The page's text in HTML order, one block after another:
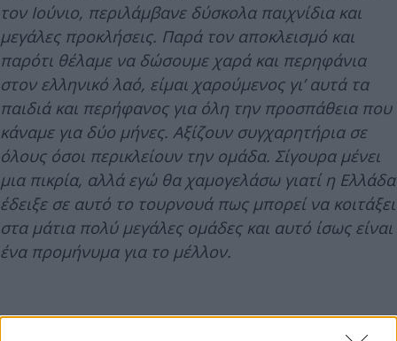
τον Ιούνιο, περιλάμβανε δύσκολα παιχνίδια και
μεγάλες προκλήσεις. Παρά τον αποκλεισμό και
παρότι θέλαμε να δώσουμε χαρά και περηφάνια
στον ελληνικό λαό, είμαι χαρούμενος γι’ αυτά τα
παιδιά και περήφανος για όλη την προσπάθεια που
κάναμε για δύο μήνες. Αξίζουν συγχαρητήρια σε
όλους όσοι περικλείουν την ομάδα. Σίγουρα μένει
μια πικρία, αλλά εγώ θα χαμογελάσω γιατί η Ελλάδα
έδειξε σε αυτό το τουρνουά πως μπορεί να κοιτάξει
στα μάτια πολύ μεγάλες ομάδες και αυτό ίσως είναι
ένα προμήνυμα για το μέλλον.